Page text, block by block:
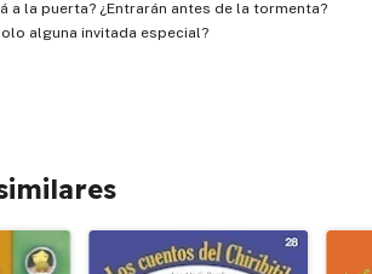
a la puerta? ¿Entrarán antes de la tormenta?
alguna invitada especial?